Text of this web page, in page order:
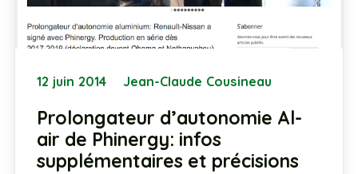
12 juin 2014 Jean-Claude Cousineau
Prolongateur d’autonomie Al-
air de Phinergy: infos
supplémentaires et précisions